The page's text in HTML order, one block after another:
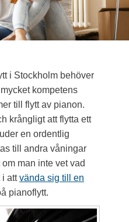
i Stockholm behöver
kompetens
till flytt av pianon.
krångligt att flytta ett
en ordentlig
till andra våningar
man inte vet vad
i attvända sig till en
pianoflytt.